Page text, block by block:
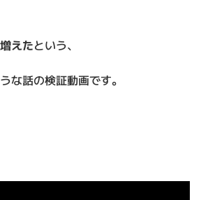
えたという、
な話の検証動画です。